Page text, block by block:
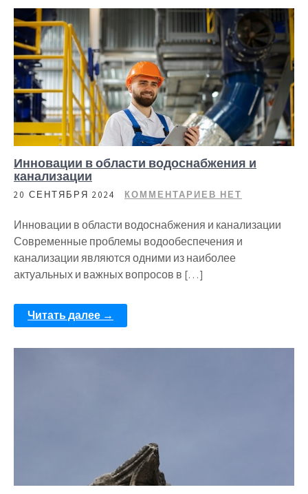
Инновации в области водоснабжения и
канализации
20 СЕНТЯБРЯ 2024 КОММЕНТАРИЕВ НЕТ
Инновации в области водоснабжения и канализации
Современные проблемы водообеспечения и
канализации являются одними из наиболее
актуальных и важных вопросов в […]
Читать далее →